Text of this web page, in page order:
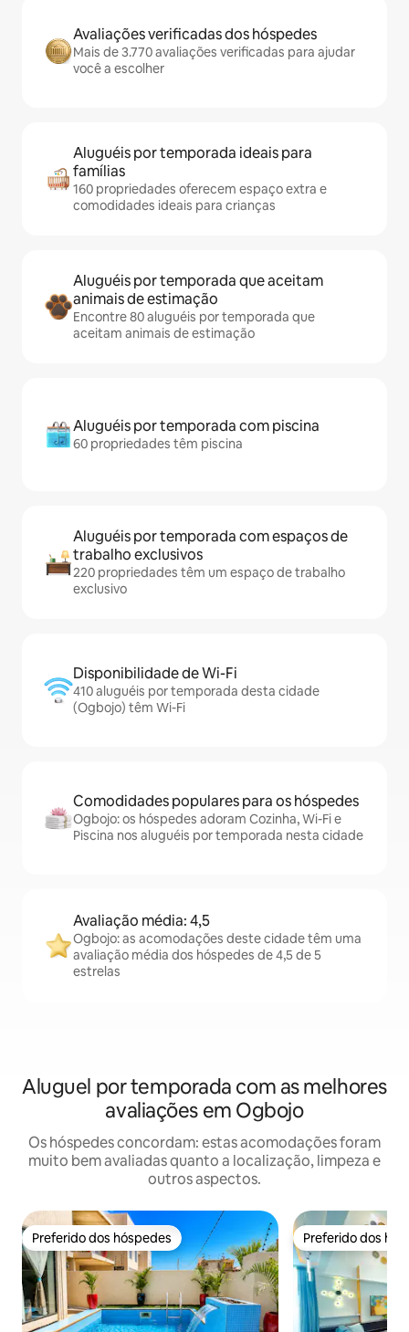
Avaliações verificadas dos hóspedes
Mais de 3.770 avaliações verificadas para ajudar
você a escolher
Aluguéis por temporada ideais para
famílias
160 propriedades oferecem espaço extra e
comodidades ideais para crianças
Aluguéis por temporada que aceitam
animais de estimação
Encontre 80 aluguéis por temporada que
aceitam animais de estimação
Aluguéis por temporada com piscina
60 propriedades têm piscina
Aluguéis por temporada com espaços de
trabalho exclusivos
220 propriedades têm um espaço de trabalho
exclusivo
Disponibilidade de Wi-Fi
410 aluguéis por temporada desta cidade
(Ogbojo) têm Wi-Fi
Comodidades populares para os hóspedes
Ogbojo: os hóspedes adoram Cozinha, Wi-Fi e
Piscina nos aluguéis por temporada nesta cidade
Avaliação média: 4,5
Ogbojo: as acomodações deste cidade têm uma
avaliação média dos hóspedes de 4,5 de 5
estrelas
Aluguel por temporada com as melhores
avaliações em Ogbojo
Os hóspedes concordam: estas acomodações foram
muito bem avaliadas quanto a localização, limpeza e
outros aspectos.
Preferido dos hóspedes
Preferido dos hóspedes Preferido dos
Preferido dos